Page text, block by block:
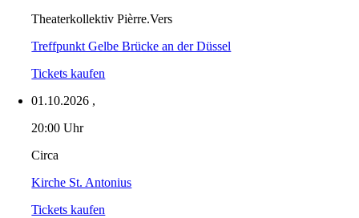
Theaterkollektiv Pièrre.Vers
Treffpunkt Gelbe Brücke an der Düssel
Tickets kaufen
01.10.2026 ,
20:00 Uhr
Circa
Kirche St. Antonius
Tickets kaufen